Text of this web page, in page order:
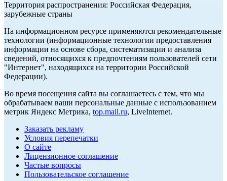
Территория распространения: Российская Федерация,
зарубежные страны
На информационном ресурсе применяются рекомендательные
технологии (информационные технологии предоставления
информации на основе сбора, систематизации и анализа
сведений, относящихся к предпочтениям пользователей сети
"Интернет", находящихся на территории Российской
Федерации).
Во время посещения сайта вы соглашаетесь с тем, что мы
обрабатываем ваши персональные данные с использованием
метрик Яндекс Метрика, top.mail.ru, LiveInternet.
Заказать рекламу
Условия перепечатки
О сайте
Лицензионное соглашение
Частые вопросы
Пользовательское соглашение